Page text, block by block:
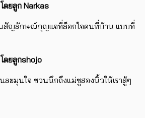
ดยลูก Narkas
สัญลักษณ์กุญแจที่ล็อกใจคนที่บ้าน แบบที่
ดยลูกshojo
ละมุนใจ ชวนนึกถึงแม่ชูสองนิ้วให้เราสู้ๆ